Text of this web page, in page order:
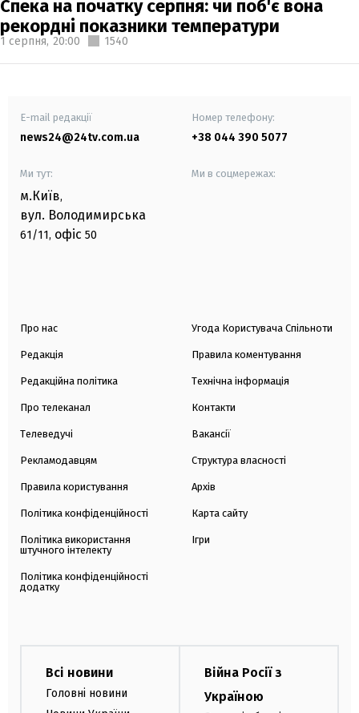
Спека на початку серпня: чи поб'є вона
рекордні показники температури
1 серпня, 20:00 1540
E-mail редакції
news24@24tv.com.ua
Номер телефону:
+38 044 390 5077
Ми тут:
м.Київ,
вул. Володимирська
61/11, офіс 50
Ми в соцмережах:
Про нас
Редакція
Редакційна політика
Про телеканал
Телеведучі
Рекламодавцям
Правила користування
Політика конфіденційності
Політика використання
штучного інтелекту
Політика конфіденційності
додатку
Угода Користувача Спільноти
Правила коментування
Технічна інформація
Контакти
Вакансії
Структура власності
Архів
Карта сайту
Ігри
Всі новини
Головні новини
Війна Росії з
Україною